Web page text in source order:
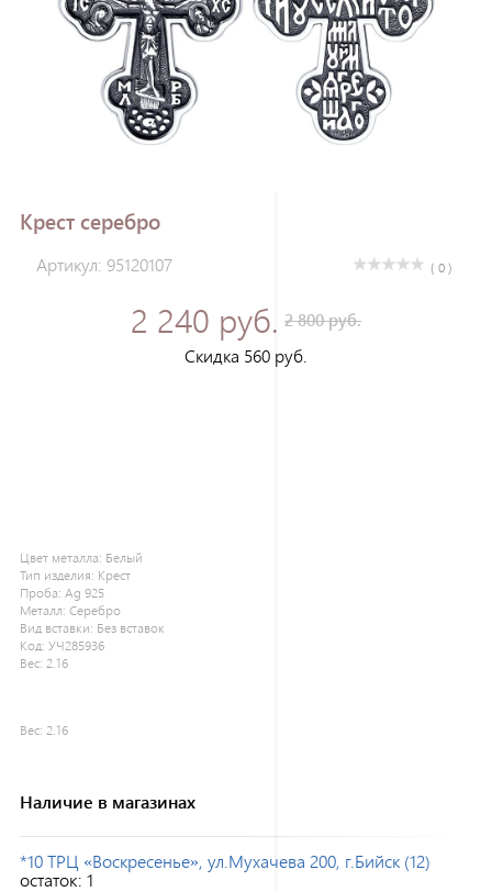
Крест серебро
Артикул: 95120107 ( 0 )
2 240 руб. 2 800 руб.
Скидка 560 руб.
Цвет металла: Белый
Тип изделия: Крест
Проба: Ag 925
Металл: Серебро
Вид вставки: Без вставок
Код: УЧ285936
Вес: 2.16
Вес: 2.16
Наличие в магазинах
*10 ТРЦ «Воскресенье», ул.Мухачева 200, г.Бийск (12)
остаток: 1